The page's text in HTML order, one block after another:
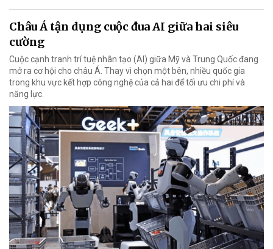
Châu Á tận dụng cuộc đua AI giữa hai siêu
cường
Cuộc cạnh tranh trí tuệ nhân tạo (AI) giữa Mỹ và Trung Quốc đang
mở ra cơ hội cho châu Á. Thay vì chọn một bên, nhiều quốc gia
trong khu vực kết hợp công nghệ của cả hai để tối ưu chi phí và
năng lực.